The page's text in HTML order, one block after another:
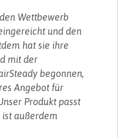
Wettbewerb
und den
hat sie ihre
mit der
begonnen,
Angebot für
Produkt passt
außerdem